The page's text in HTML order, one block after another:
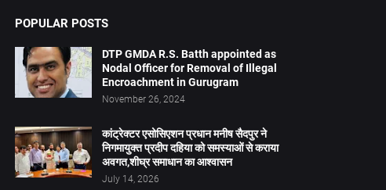
POPULAR POSTS
DTP GMDA R.S. Batth appointed as
Nodal Officer for Removal of Illegal
Encroachment in Gurugram
November 26, 2024
कांट्रेक्टर एसोसिएशन प्रधान मनीष सैदपुर ने
निगमायुक्त प्रदीप दहिया को समस्याओं से कराया
अवगत,शीघ्र समाधान का आश्वासन
July 14, 2026